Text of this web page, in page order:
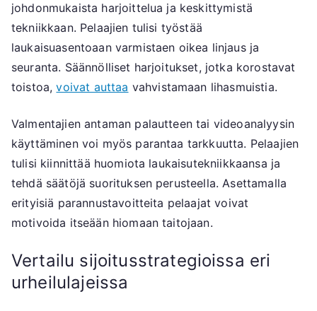
johdonmukaista harjoittelua ja keskittymistä
tekniikkaan. Pelaajien tulisi työstää
laukaisuasentoaan varmistaen oikea linjaus ja
seuranta. Säännölliset harjoitukset, jotka korostavat
toistoa,voivat auttaa vahvistamaan lihasmuistia.
Valmentajien antaman palautteen tai videoanalyysin
käyttäminen voi myös parantaa tarkkuutta. Pelaajien
tulisi kiinnittää huomiota laukaisutekniikkaansa ja
tehdä säätöjä suorituksen perusteella. Asettamalla
erityisiä parannustavoitteita pelaajat voivat
motivoida itseään hiomaan taitojaan.
Vertailu sijoitusstrategioissa eri
urheilulajeissa